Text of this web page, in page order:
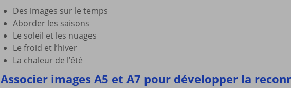
Affiches de menu de
la semaine
Membres du site
Articles chez
veronalice
Des images sur le temps
Aborder les saisons
Le soleil et les nuages
Le froid et l’hiver
La chaleur de l’été
Associer images A5 et A7 pour développer la